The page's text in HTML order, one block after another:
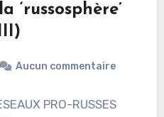
‘russosphère’
Aucun commentaire
PRO-RUSSES